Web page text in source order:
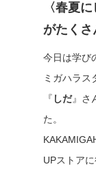
〈春夏
がたくさ
今日は学び
ミガハラス
『 しだ』さ
た。
UPストア